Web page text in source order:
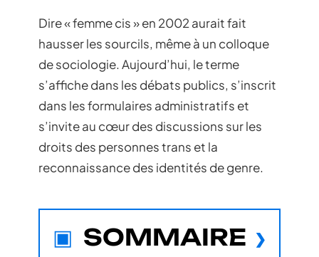
Dire « femme cis » en 2002 aurait fait
hausser les sourcils, même à un colloque
de sociologie. Aujourd’hui, le terme
s’affiche dans les débats publics, s’inscrit
dans les formulaires administratifs et
s’invite au cœur des discussions sur les
droits des personnes trans et la
reconnaissance des identités de genre.
SOMMAIRE